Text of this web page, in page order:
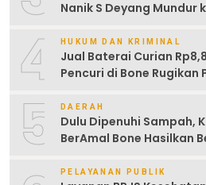
Nanik S Deyang
4 HUKUM DAN KRIMINAL
Jual Baterai Curian
Pencuri di Bone Rugikan
5 DAERAH
Dulu Dipenuhi Sampah,
BerAmal Bone Hasilkan
PELAYANAN PUBLIK